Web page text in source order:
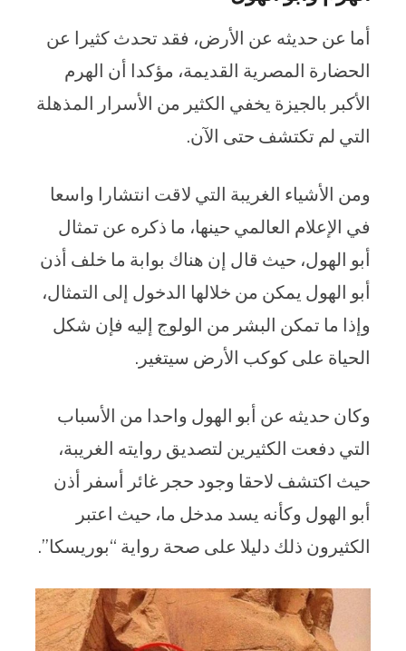
أما عن حديثه عن الأرض، فقد تحدث كثيرا عن
الحضارة المصرية القديمة، مؤكدا أن الهرم
الأكبر بالجيزة يخفي الكثير من الأسرار المذهلة
التي لم تكتشف حتى الآن.
ومن الأشياء الغريبة التي لاقت انتشارا واسعا
في الإعلام العالمي حينها، ما ذكره عن تمثال
أبو الهول، حيث قال إن هناك بوابة ما خلف أذن
أبو الهول يمكن من خلالها الدخول إلى التمثال،
وإذا ما تمكن البشر من الولوج إليه فإن شكل
الحياة على كوكب الأرض سيتغير.
وكان حديثه عن أبو الهول واحدا من الأسباب
التي دفعت الكثيرين لتصديق روايته الغريبة،
حيث اكتشف لاحقا وجود حجر غائر أسفر أذن
أبو الهول وكأنه يسد مدخل ما، حيث اعتبر
الكثيرون ذلك دليلا على صحة رواية “بوريسكا”.